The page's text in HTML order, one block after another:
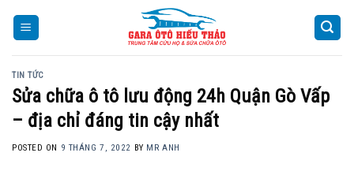
TIN TỨC
Sửa chữa ô tô lưu động 24h Quận Gò Vấp
– địa chỉ đáng tin cậy nhất
POSTED ON 9 THÁNG 7, 2022 BY MR ANH